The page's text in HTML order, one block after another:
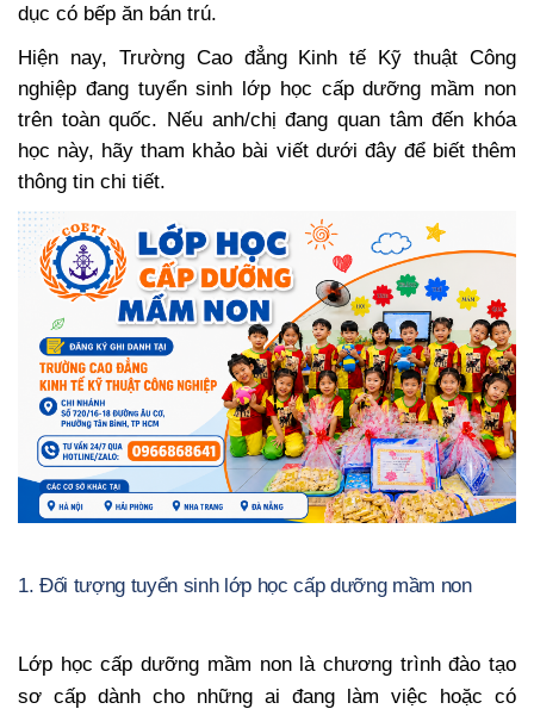
dục có bếp ăn bán trú.
Hiện nay, Trường Cao đẳng Kinh tế Kỹ thuật Công
nghiệp đang tuyển sinh lớp học cấp dưỡng mầm non
trên toàn quốc. Nếu anh/chị đang quan tâm đến khóa
học này, hãy tham khảo bài viết dưới đây để biết thêm
thông tin chi tiết.
1. Đối tượng tuyển sinh lớp học cấp dưỡng mầm non
Lớp học cấp dưỡng mầm non là chương trình đào tạo
sơ cấp dành cho những ai đang làm việc hoặc có